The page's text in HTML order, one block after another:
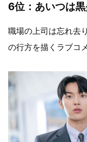
6位：あいつは
職場の上司は忘れ去
の行方を描くラブコ